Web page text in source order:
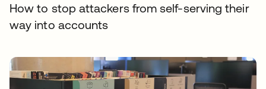
How to stop attackers from self-serving their
way into accounts